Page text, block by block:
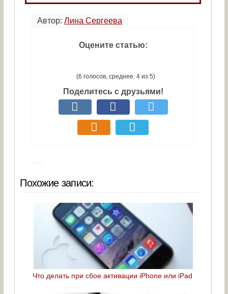
Автор:Лина Сергеева
Оцените статью:
(6 голосов, среднее: 4 из 5)
Поделитесь с друзьями!
Похожие записи:
Что делать при сбое активации iPhone или iPad